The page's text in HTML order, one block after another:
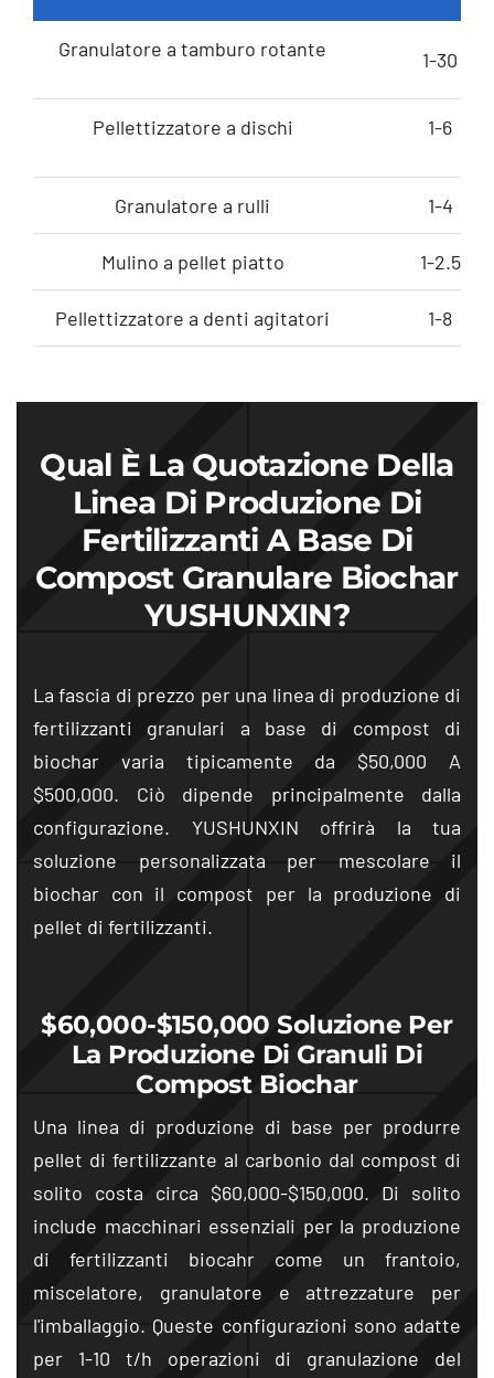
Granulatore a tamburo rotante 1-30
Pellettizzatore a dischi 1-6
Granulatore a rulli 1-4
Mulino a pellet piatto 1-2.5
Pellettizzatore a denti agitatori 1-8
Qual È La Quotazione Della
Linea Di Produzione Di
Fertilizzanti A Base Di
Compost Granulare Biochar
YUSHUNXIN?
La fascia di prezzo per una linea di produzione di
fertilizzanti granulari a base di compost di
biochar varia tipicamente da $50,000 A
$500,000. Ciò dipende principalmente dalla
configurazione. YUSHUNXIN offrirà la tua
soluzione personalizzata per mescolare il
biochar con il compost per la produzione di
pellet di fertilizzanti.
$60,000-$150,000 Soluzione Per
La Produzione Di Granuli Di
Compost Biochar
Una linea di produzione di base per produrre
pellet di fertilizzante al carbonio dal compost di
solito costa circa $60,000-$150,000. Di solito
include macchinari essenziali per la produzione
di fertilizzanti biocahr come un frantoio,
miscelatore, granulatore e attrezzature per
l'imballaggio. Queste configurazioni sono adatte
per 1-10 t/h operazioni di granulazione del